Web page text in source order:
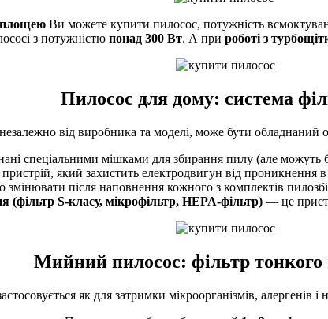
площеюВи можете купити пилосос, потужність
з потужністю понад 300 Вт. А при роботі з
Пилосос для дому: система
від виробника та моделі, може бути обладнаний
спеціальними мішками для збирання пилу (але можуть
який захистить електродвигун від проникнення
змінювати після наповнення кожного з комплектів
(фільтр S-класу, мікрофільтр, HEPA-фільтр)— це
Мийний пилосос: фільтр
як для затримки мікроорганізмів, алергенів